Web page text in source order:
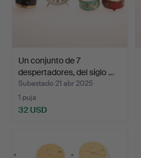
Un conjunto de 7
despertadores, del siglo …
Subastado 21 abr 2025
1 puja
32 USD